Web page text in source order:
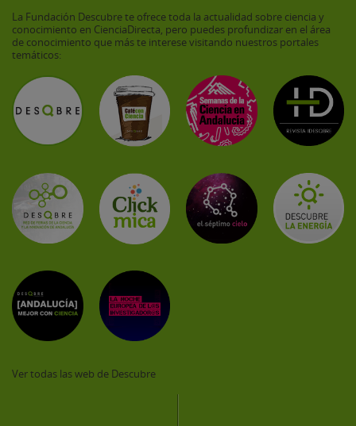
La Fundación Descubre te ofrece toda la actualidad sobre ciencia y
conocimiento en CienciaDirecta, pero puedes profundizar en el área
de conocimiento que más te interese visitando nuestros portales
temáticos:
Ver todas las web de Descubre